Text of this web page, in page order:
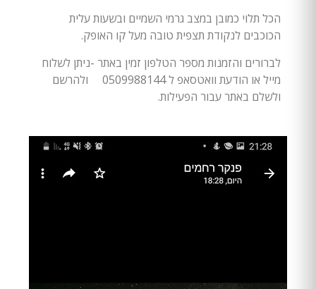
הכל תלוי כמובן במצב גרמי השמיים ובשעות עלית
הכוכבים לנקודת תצפית טובה מעל קו האופק.
לברורים והזמנות מספר הטלפון זמין באתר -ניתן לשלוח
מייל או הודעת וואטסאפ ל 0509988144 ולהרשם
ולשלם באתר עבור הפעילות.